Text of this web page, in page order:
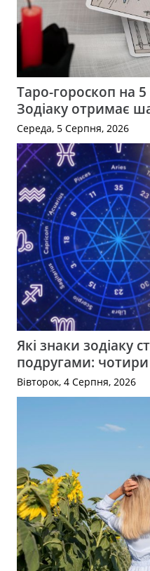
Таро-гороскоп на
Зодіаку отримає
Середа, 5 Серпня, 2026
Які знаки зодіаку
подругами:
Вівторок, 4 Серпня, 2026